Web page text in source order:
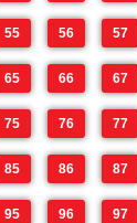
55 56 57
65 66 67
75 76 77
85 86 87
95 96 97